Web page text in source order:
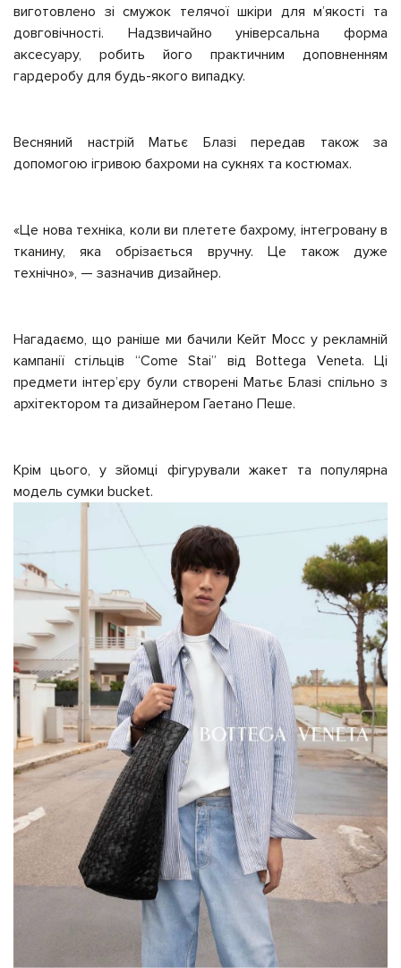
виготовлено зі смужок телячої шкіри для м’якості та
довговічності. Надзвичайно універсальна форма
аксесуару, робить його практичним доповненням
гардеробу для будь-якого випадку.
Весняний настрій Матьє Блазі передав також за
допомогою ігривою бахроми на сукнях та костюмах.
«Це нова техніка, коли ви плетете бахрому, інтегровану в
тканину, яка обрізається вручну. Це також дуже
технічно», — зазначив дизайнер.
Нагадаємо, що раніше ми бачили Кейт Мосс у рекламній
кампанії стільців “Come Stai” від Bottega Veneta. Ці
предмети інтер’єру були створені Матьє Блазі спільно з
архітектором та дизайнером Гаетано Пеше.
Крім цього, у зйомці фігурували жакет та популярна
модель сумки bucket.